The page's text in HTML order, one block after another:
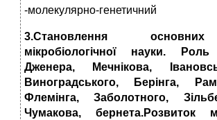
-молекулярно-генетичний
3.Становлення
мікробіологічної науки.
Дженера, Мечнікова,
Виноградського, Берінга,
Флемінга, Заболотного,
Чумакова, бернета.Розвиток